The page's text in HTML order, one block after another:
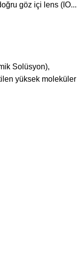
göz içi lens (IO...
Solüsyon),
yüksek moleküler